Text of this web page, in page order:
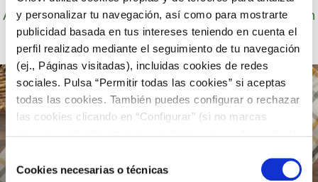
y personalizar tu navegación, así como para mostrarte
publicidad basada en tus intereses teniendo en cuenta el
perfil realizado mediante el seguimiento de tu navegación
(ej., Páginas visitadas), incluidas cookies de redes
sociales. Pulsa “Permitir todas las cookies” si aceptas
todas las cookies. También puedes configurar o rechazar
las cookies clicando en “Configurar” (si no marcas
COOKIES.
deCookies necesarias o técnicas
Autor: Cocineros de Choví, expertos en recetas con
salsas para el disfrute.